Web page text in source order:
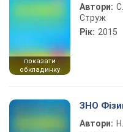
показати
обкладинку
Автори:
Струж
Рік: 2015
ЗНО
Автори: